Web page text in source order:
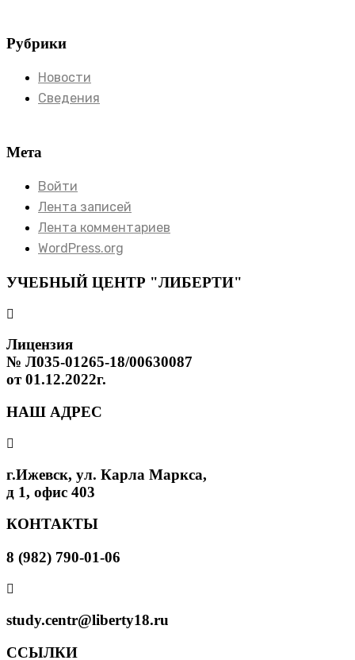
Рубрики
Новости
Сведения
Мета
Войти
Лента записей
Лента комментариев
WordPress.org
УЧЕБНЫЙ ЦЕНТР "ЛИБЕРТИ"
Лицензия
№ Л035-01265-18/00630087
от 01.12.2022г.
НАШ АДРЕС
г.Ижевск, ул. Карла Маркса,
д 1, офис 403
КОНТАКТЫ
8 (982) 790-01-06
study.centr@liberty18.ru
ССЫЛКИ